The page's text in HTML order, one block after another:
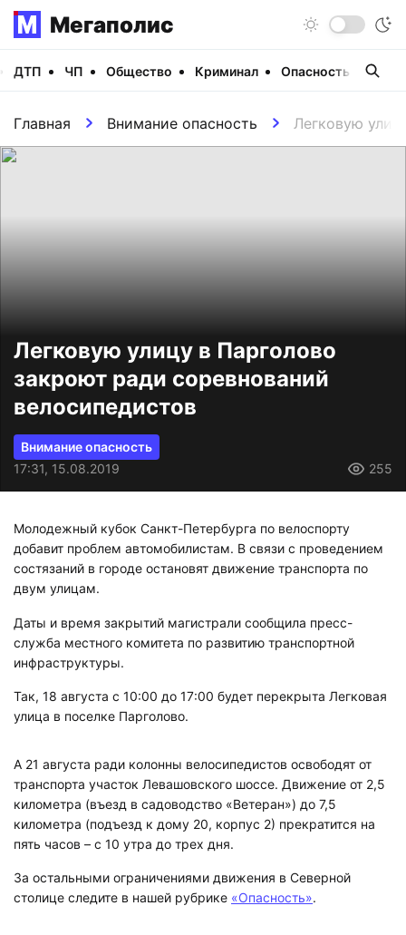
Мегаполис
ДТП ЧП Общество Криминал Опасность
Главная Внимание опасность Легковую
Легковую улицу в Парголово
закроют ради соревнований
велосипедистов
Внимание опасность
17:31, 15.08.2019
255
Молодежный кубок Санкт-Петербурга по велоспорту
добавит проблем автомобилистам. В связи с проведением
состязаний в городе остановят движение транспорта по
двум улицам.
Даты и время закрытий магистрали сообщила пресс-
служба местного комитета по развитию транспортной
инфраструктуры.
Так, 18 августа с 10:00 до 17:00 будет перекрыта Легковая
улица в поселке Парголово.
А 21 августа ради колонны велосипедистов освободят от
транспорта участок Левашовского шоссе. Движение от 2,5
километра (въезд в садоводство «Ветеран») до 7,5
километра (подъезд к дому 20, корпус 2) прекратится на
пять часов – с 10 утра до трех дня.
За остальными ограничениями движения в Северной
столице следите в нашей рубрике «Опасность».